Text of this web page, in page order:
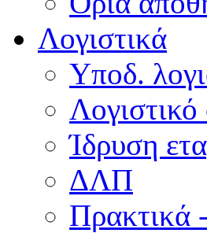
Λογιστικά
Υποδ.
Λογιστικό
Ίδρυση
ΔΛΠ
Πρακτικά